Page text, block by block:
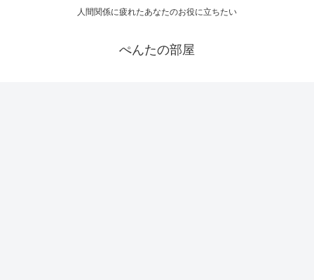
人間関係に疲れたあなたのお役に立ちたい
ぺんたの部屋